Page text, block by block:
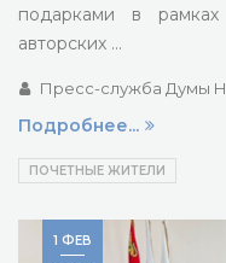
подарками в
авторских …
Пресс-служба Думы
Подробнее...
ПОЧЕТНЫЕ ЖИТЕЛИ
1 ФЕВ